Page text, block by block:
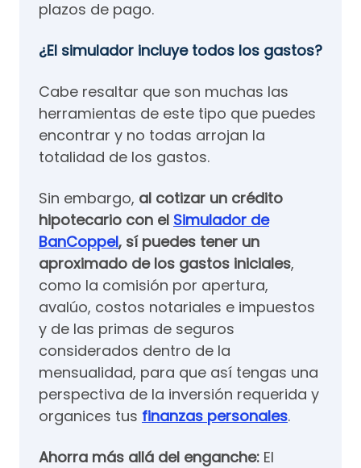
plazos de pago.
¿El simulador incluye todos los gastos?
Cabe resaltar que son muchas las
herramientas de este tipo que puedes
encontrar y no todas arrojan la
totalidad de los gastos.
Sin embargo, al cotizar un crédito
hipotecario con el Simulador de
BanCoppel, sí puedes tener un
aproximado de los gastos iniciales,
como la comisión por apertura,
avalúo, costos notariales e impuestos
y de las primas de seguros
considerados dentro de la
mensualidad, para que así tengas una
perspectiva de la inversión requerida y
organices tus finanzas personales.
Ahorra más allá del enganche: El